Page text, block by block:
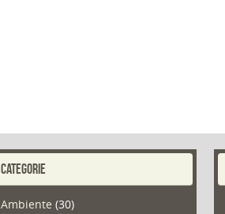
CATEGORIE
Ambiente (30)